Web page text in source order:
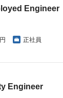
Engineer
正社員
Engineer